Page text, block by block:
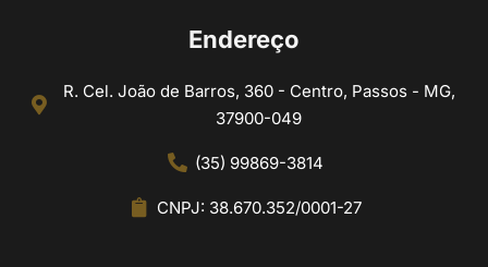
Endereço
R. Cel. João de Barros, 360 - Centro, Passos - MG,
37900-049
(35) 99869-3814
CNPJ: 38.670.352/0001-27